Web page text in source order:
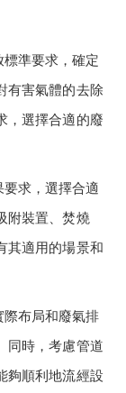
準要求，確定
有害氣體的去除
，選擇合適的廢
求，選擇合適
附裝置、焚燒
其適用的場景和
布局和廢氣排
同時，考慮管道
夠順利地流經設